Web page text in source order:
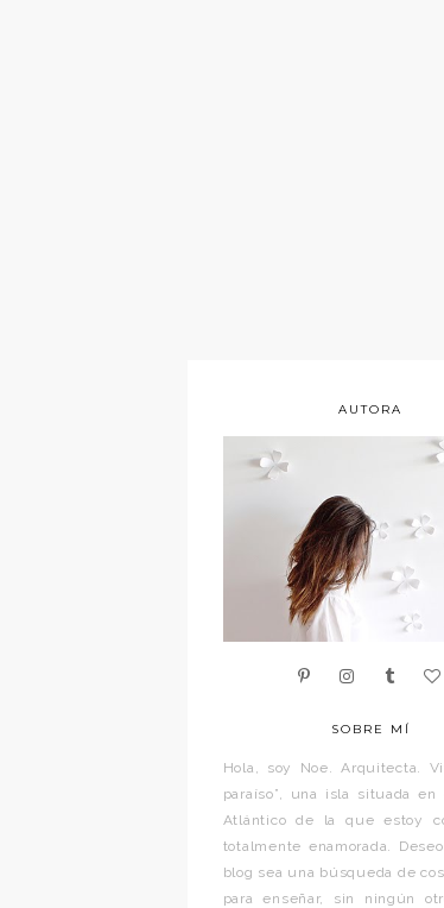
AUTORA
SOBRE MÍ
Hola, soy Noe. Arquitecta.
paraíso”, una isla situada en
Atlántico de la que estoy
totalmente enamorada.
blog sea una búsqueda de
para enseñar, sin ningún